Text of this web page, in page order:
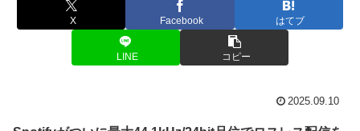
X Facebook はてブ
LINE コピー
2025.09.10